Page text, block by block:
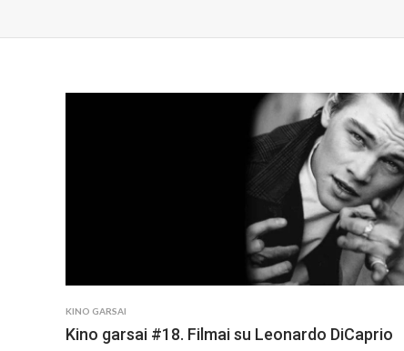
KINO GARSAI
Kino garsai #18. Filmai su Leonardo DiCaprio